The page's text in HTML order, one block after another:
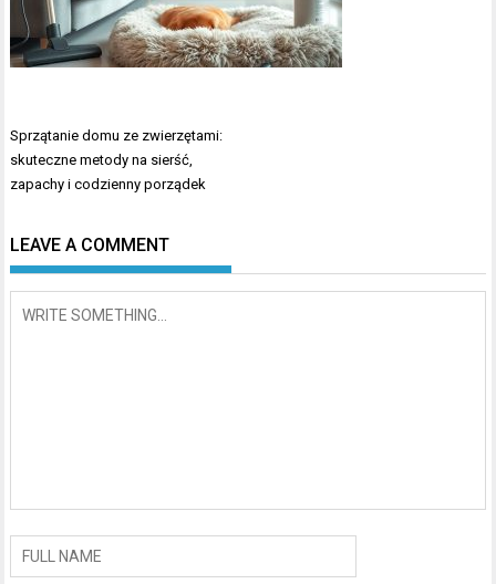
Nawigacja
wpisu
Sprzątanie domu ze zwierzętami:
skuteczne metody na sierść,
zapachy i codzienny porządek
LEAVE A COMMENT